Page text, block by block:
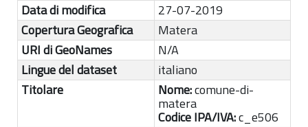
Data di modifica
27-07-2019
Copertura Geografica
Matera
URI di GeoNames
N/A
Lingue del dataset
italiano
Titolare
Nome:comune-di-
matera
Codice IPA/IVA:c_e506